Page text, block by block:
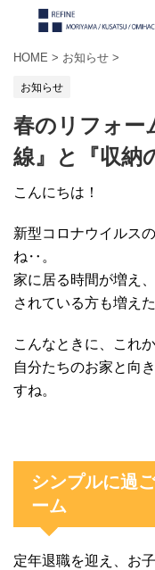
HOME > お知らせ >
お知らせ
春のリフォー
線』と『収納
こんにちは！
新型コロナウイルス
ね‥。
家に居る時間が増え
されている方も増え
こんなときに、これ
自分たちのお家と向
すね。
シンプルに過
ーム
定年退職を迎え、お